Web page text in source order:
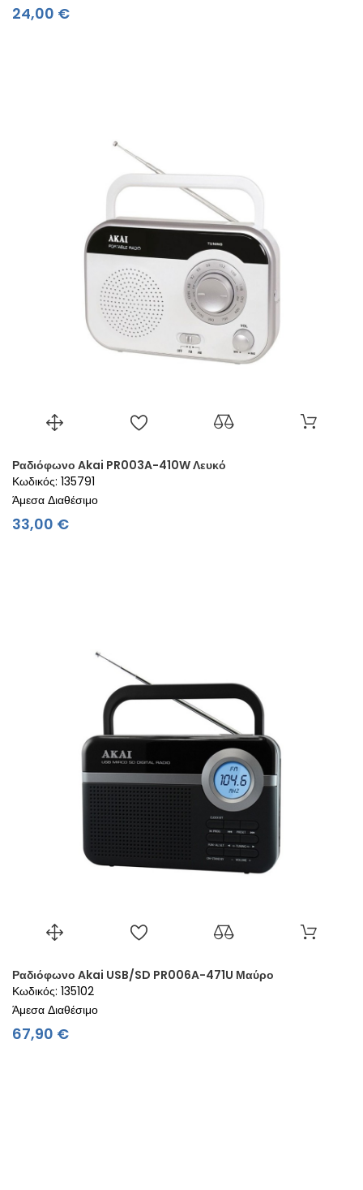
24,00 €Τιμή
Ραδιόφωνο Akai PR003A-410W Λευκό
Κωδικός: 135791
Άμεσα Διαθέσιμο
33,00 €Τιμή
Ραδιόφωνο Akai USB/SD PR006A-471U Μαύρο
Κωδικός: 135102
Άμεσα Διαθέσιμο
67,90 €Τιμή